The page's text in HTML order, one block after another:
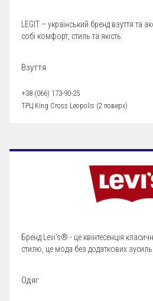
LEGIT – український бренд взуття та
собі комфорт, стиль та якість.
Взуття
+38 (066) 173-90-25
ТРЦ King Cross Leopolis (2 поверх)
Бренд Levi's® - це квінтесенція
стилю, це мода без додаткових зусиль.
Одяг